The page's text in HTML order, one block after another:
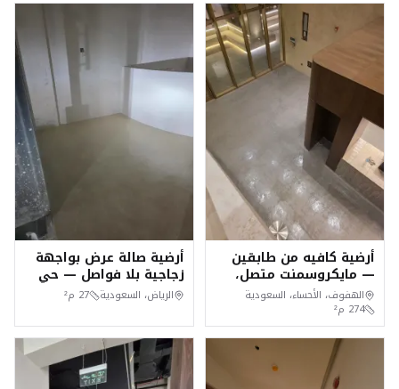
أرضية كافيه من طابقين
— مايكروسمنت متصل،
الهفوف (الأحساء)
الهفوف، الأحساء، السعودية
274 م²
أرضية صالة عرض بواجهة
زجاجية بلا فواصل — حي
الملقا، الرياض
الرياض، السعودية 27 م²